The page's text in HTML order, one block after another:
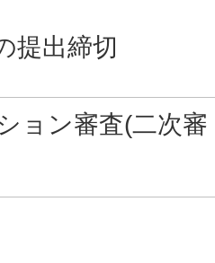
提出締切
ョン審査(二次審